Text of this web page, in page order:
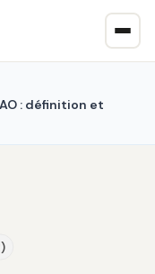
: définition et